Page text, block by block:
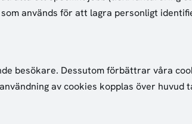
används för att lagra personligt
besökare. Dessutom förbättrar våra
av cookies kopplas över huvud